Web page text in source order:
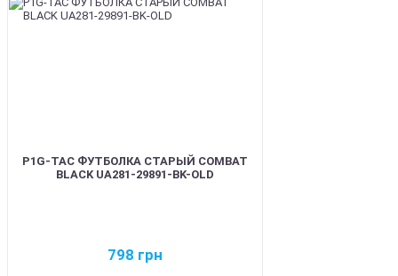
P1G-TAC ФУТБОЛКА СТАРЫЙ COMBAT
BLACK UA281-29891-BK-OLD
798 грн